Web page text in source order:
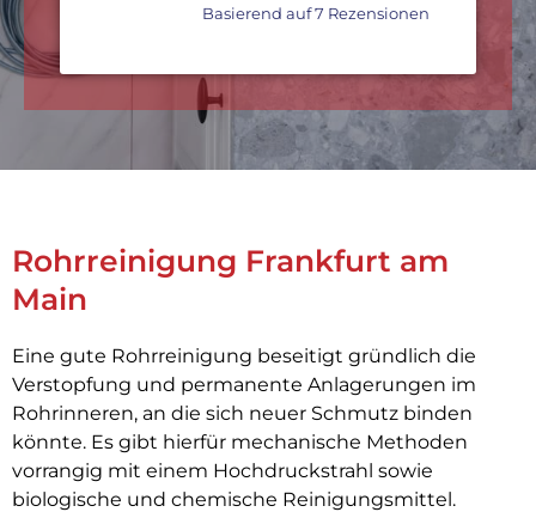
Basierend auf 7 Rezensionen
Rohrreinigung Frankfurt am
Main
Eine gute Rohrreinigung beseitigt gründlich die
Verstopfung und permanente Anlagerungen im
Rohrinneren, an die sich neuer Schmutz binden
könnte. Es gibt hierfür mechanische Methoden
vorrangig mit einem Hochdruckstrahl sowie
biologische und chemische Reinigungsmittel.